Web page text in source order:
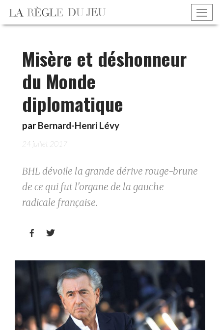
Misère et déshonneur
du Monde
diplomatique
par Bernard-Henri Lévy
24 juillet 2017
BHL dévoile la grande dérive rouge-brune
de ce qui fut l'organe de la gauche
radicale française.
 